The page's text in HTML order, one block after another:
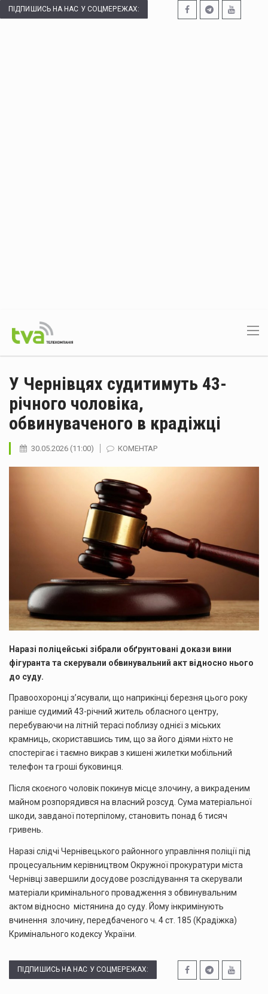
ПІДПИШИСЬ НА НАС У СОЦМЕРЕЖАХ:
У Чернівцях судитимуть 43-
річного чоловіка,
обвинуваченого в крадіжці
30.05.2026 (11:00) КОМЕНТАР
Наразі поліцейські зібрали обґрунтовані докази вини
фігуранта та скерували обвинувальний акт відносно нього
до суду.
Правоохоронці з’ясували, що наприкінці березня цього року
раніше судимий 43-річний житель обласного центру,
перебуваючи на літній терасі поблизу однієї з міських
крамниць, скориставшись тим, що за його діями ніхто не
спостерігає і таємно викрав з кишені жилетки мобільний
телефон та гроші буковинця.
Після скоєного чоловік покинув місце злочину, а викраденим
майном розпорядився на власний розсуд. Сума матеріальної
шкоди, завданої потерпілому, становить понад 6 тисяч
гривень.
Наразі слідчі Чернівецького районного управління поліції під
процесуальним керівництвом Окружної прокуратури міста
Чернівці завершили досудове розслідування та скерували
матеріали кримінального провадження з обвинувальним
актом відносно містянина до суду. Йому інкримінують
вчинення злочину, передбаченого ч. 4 ст. 185 (Крадіжка)
Кримінального кодексу України.
ПІДПИШИСЬ НА НАС У СОЦМЕРЕЖАХ: